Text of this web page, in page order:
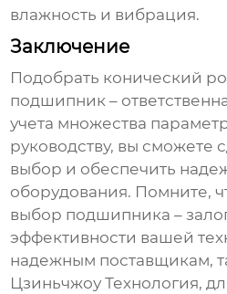
влажность и вибрация.
Заключение
Подобрать конический
подшипник –
учета множества
руководству, вы сможете
выбор и обеспечить
оборудования. Помните,
выбор подшипника –
эффективности вашей
надежным поставщикам,
Цзиньчжоу Технология,